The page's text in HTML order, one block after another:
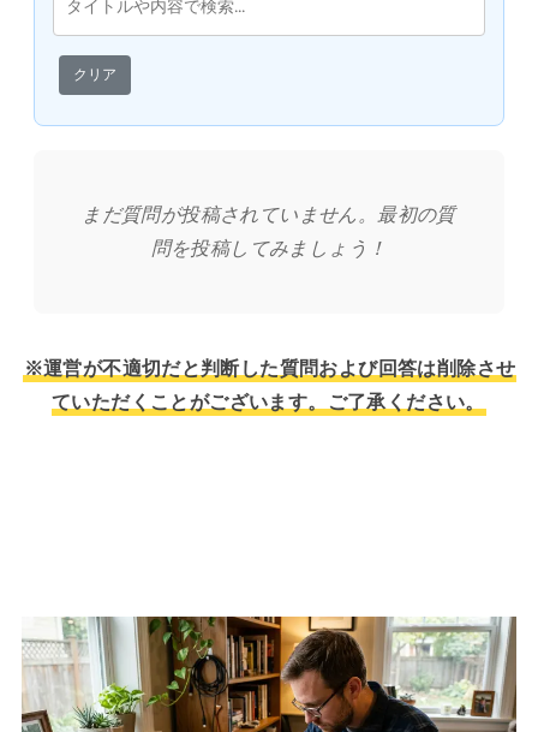
クリア
まだ質問が投稿されていません。最初の質
問を投稿してみましょう！
※運営が不適切だと判断した質問および回答は削除させ
ていただくことがございます。ご了承ください。